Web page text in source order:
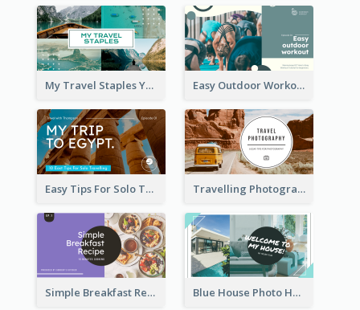
My Travel Staples YouTube Thumbnail Easy Outdoor Workout YouTube Thumbnail
Easy Tips For Solo Traveler YouTube Thumbnail Travelling Photography Tips YouTube Thumbnail
Simple Breakfast Recipe Tutorial YouTube Thumbnail Blue House Photo House Tour YouTube Thumbnail